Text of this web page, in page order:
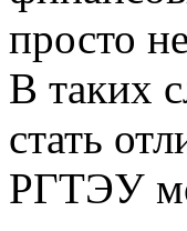
просто
В таких
стать
РГТЭУ